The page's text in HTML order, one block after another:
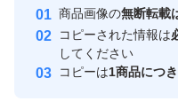
安心取引出品者
取引実績
商品画像の無断転載
コピーされた情報は
してください
コピーは1商品につ